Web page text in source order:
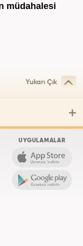
müdahalesi
Yukarı Çık
UYGULAMALAR